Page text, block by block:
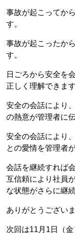
事故が起こってか
す。
事故が起こったか
す。
日ごろから安全を
正しく理解できます
安全の会話により
の熱意が管理者に
安全の会話により
との愛情を管理者
会話を継続すれば
互信頼により社員
な状態がさらに継
ありがとうございま
次回は11月1日（金